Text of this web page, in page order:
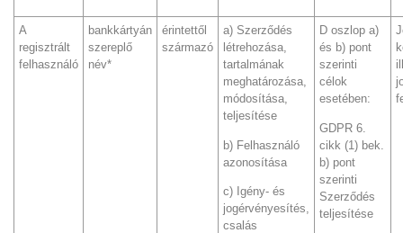
A
regisztrált
felhasználó
bankkártyán
szereplő
név*
érintettől
származó
a) Szerződés
létrehozása,
tartalmának
meghatározása,
módosítása,
teljesítése
b) Felhasználó
azonosítása
c) Igény- és
jogérvényesítés,
csalás
D oszlop a)
és b) pont
szerinti
célok
esetében:
GDPR 6.
cikk (1) bek.
b) pont
szerinti
Szerződés
teljesítése